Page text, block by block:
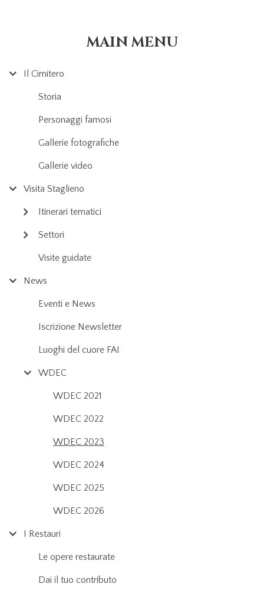
MAIN MENU
Il Cimitero
Storia
Personaggi famosi
Gallerie fotografiche
Gallerie video
Visita Staglieno
Itinerari tematici
Settori
Visite guidate
News
Eventi e News
Iscrizione Newsletter
Luoghi del cuore FAI
WDEC
WDEC 2021
WDEC 2022
WDEC 2023
WDEC 2024
WDEC 2025
WDEC 2026
I Restauri
Le opere restaurate
Dai il tuo contributo